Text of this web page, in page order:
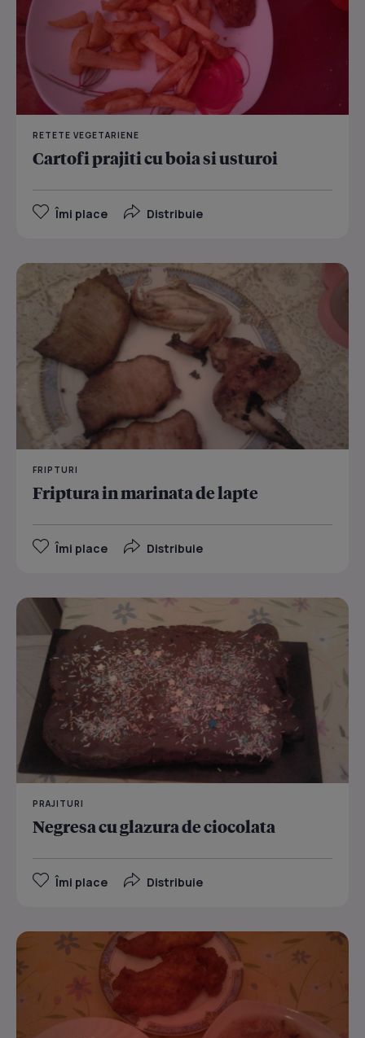
RETETE VEGETARIENE
Cartofi prajiti cu boia si usturoi
Îmi place Distribuie
FRIPTURI
Friptura in marinata de lapte
Îmi place Distribuie
PRAJITURI
Negresa cu glazura de ciocolata
Îmi place Distribuie